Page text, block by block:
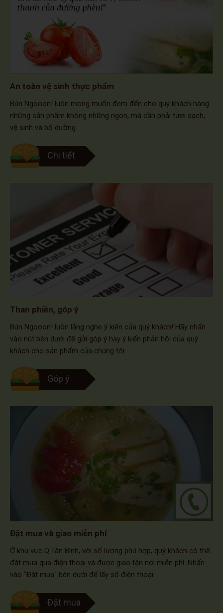
An toàn vệ sinh thực phẩm
Bún Ngooon! luôn mong muốn đem đến cho quý khách hàng
những sản phẩm không những ngon, mà cần phải tươi sạch,
vệ sinh và bổ dưỡng.
Chi tiết
Than phiền, góp ý
Bún Ngooon! luôn lắng nghe ý kiến của quý khách! Hãy nhấn
vào nút bên dưới để gửi góp ý hay ý kiến phản hồi của quý
khách cho sản phẩm của chúng tôi.
Góp ý
Đặt mua và giao miễn phí
Ở khu vực Q.Tân Bình, với số lượng phù hợp, quý khách có thể
đặt mua qua điện thoại và được giao tận nơi miễn phí. Nhấn
vào "Đặt mua" bên dưới để lấy số điện thoại.
Đặt mua